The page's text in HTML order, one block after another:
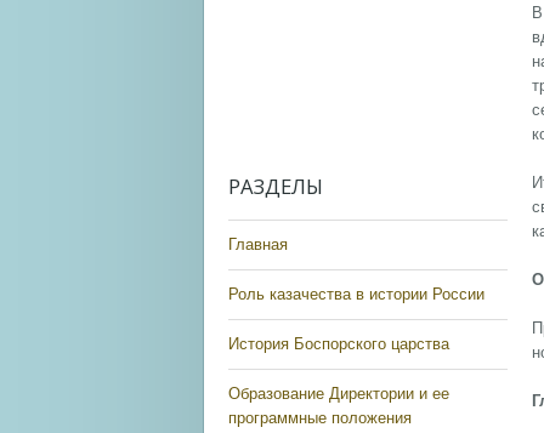
РАЗДЕЛЫ
Главная
Роль казачества в истории России
История Боспорского царства
Образование Директории и ее
программные положения